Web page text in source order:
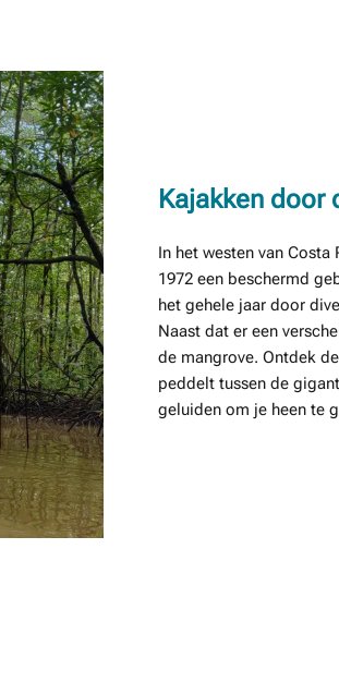
Kajakken door
In het westen van
1972 een beschermd
het gehele jaar door
Naast dat er een
de mangrove. Ontdek
peddelt tussen de
geluiden om je heen te